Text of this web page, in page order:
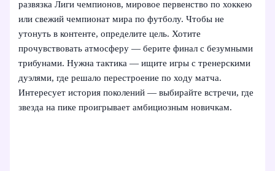
развязка Лиги чемпионов, мировое первенство по хоккею
или свежий чемпионат мира по футболу. Чтобы не
утонуть в контенте, определите цель. Хотите
прочувствовать атмосферу — берите финал с безумными
трибунами. Нужна тактика — ищите игры с тренерскими
дуэлями, где решало перестроение по ходу матча.
Интересует история поколений — выбирайте встречи, где
звезда на пике проигрывает амбициозным новичкам.